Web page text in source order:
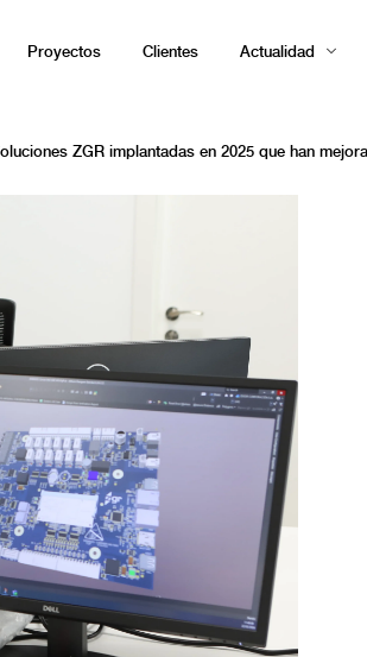
Proyectos Clientes Actualidad
ZGR implantadas en 2025 que han